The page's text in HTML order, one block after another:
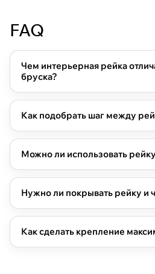
FAQ
Чем интерьерная рейка
бруска?
Как подобрать шаг между
Можно ли использовать
Нужно ли покрывать рейку и
Как сделать крепление